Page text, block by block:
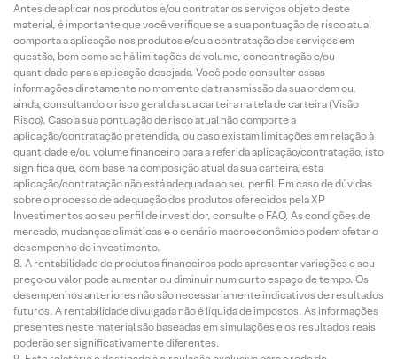
Antes de aplicar nos produtos e/ou contratar os serviços objeto deste
material, é importante que você verifique se a sua pontuação de risco atual
comporta a aplicação nos produtos e/ou a contratação dos serviços em
questão, bem como se há limitações de volume, concentração e/ou
quantidade para a aplicação desejada. Você pode consultar essas
informações diretamente no momento da transmissão da sua ordem ou,
ainda, consultando o risco geral da sua carteira na tela de carteira (Visão
Risco). Caso a sua pontuação de risco atual não comporte a
aplicação/contratação pretendida, ou caso existam limitações em relação à
quantidade e/ou volume financeiro para a referida aplicação/contratação, isto
significa que, com base na composição atual da sua carteira, esta
aplicação/contratação não está adequada ao seu perfil. Em caso de dúvidas
sobre o processo de adequação dos produtos oferecidos pela XP
Investimentos ao seu perfil de investidor, consulte o FAQ. As condições de
mercado, mudanças climáticas e o cenário macroeconômico podem afetar o
desempenho do investimento.
A rentabilidade de produtos financeiros pode apresentar variações e seu
preço ou valor pode aumentar ou diminuir num curto espaço de tempo. Os
desempenhos anteriores não são necessariamente indicativos de resultados
futuros. A rentabilidade divulgada não é líquida de impostos. As informações
presentes neste material são baseadas em simulações e os resultados reais
poderão ser significativamente diferentes.